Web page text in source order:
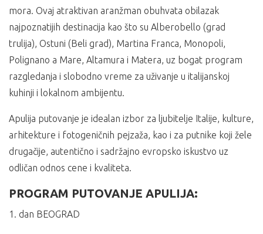
mora. Ovaj atraktivan aranžman obuhvata obilazak
najpoznatijih destinacija kao što su Alberobello (grad
trulija), Ostuni (Beli grad), Martina Franca, Monopoli,
Polignano a Mare, Altamura i Matera, uz bogat program
razgledanja i slobodno vreme za uživanje u italijanskoj
kuhinji i lokalnom ambijentu.
Apulija putovanje je idealan izbor za ljubitelje Italije, kulture,
arhitekture i fotogeničnih pejzaža, kao i za putnike koji žele
drugačije, autentično i sadržajno evropsko iskustvo uz
odličan odnos cene i kvaliteta.
PROGRAM PUTOVANJE APULIJA:
1. dan BEOGRAD